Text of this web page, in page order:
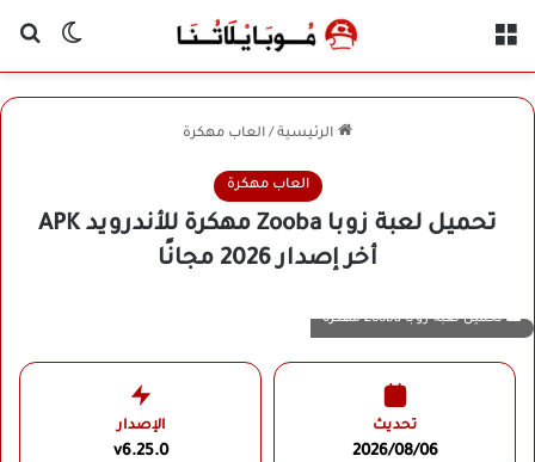
الوضع
الرئيسية / العاب مهكرة
العاب مهكرة
تحميل لعبة زوبا Zooba مهكرة للأندرويد APK
أخر إصدار 2026 مجانًا
تحميل لعبة زوبا Zooba مهكرة
تحديث
2026/08/06
الإصدار
v6.25.0